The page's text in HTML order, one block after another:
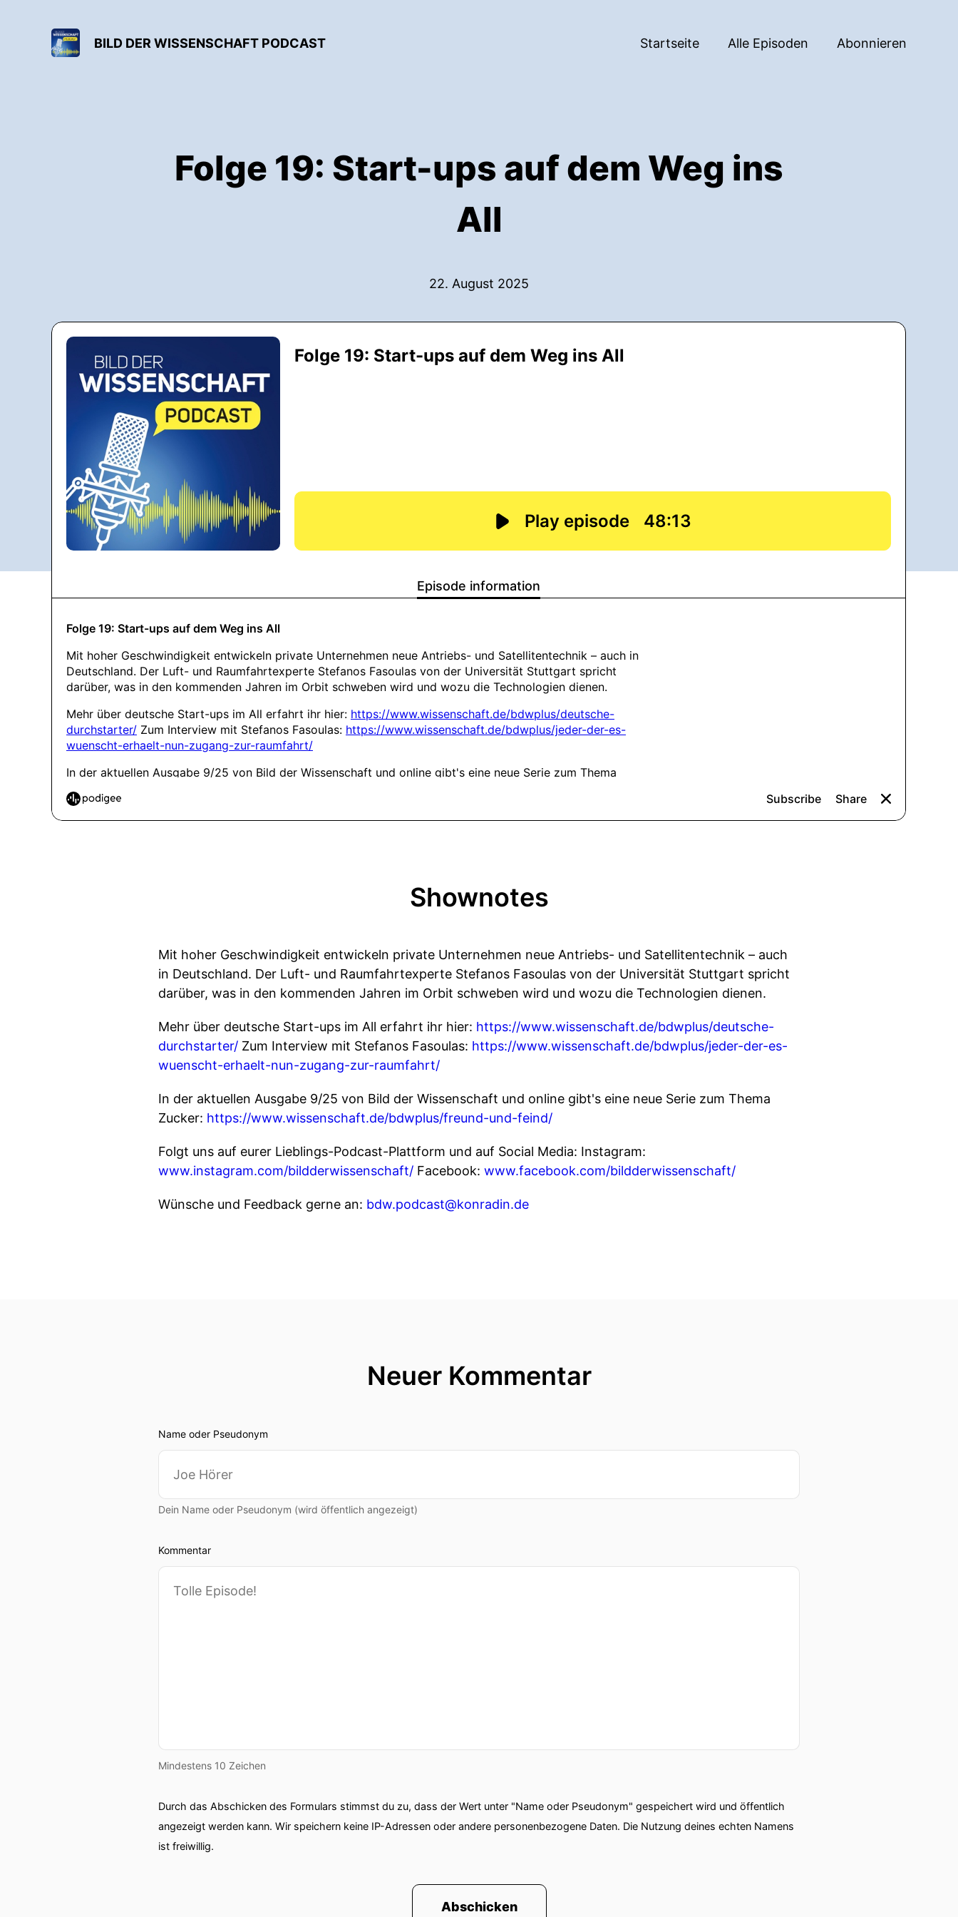
BILD DER WISSENSCHAFT PODCAST Startseite Alle Episoden Abonnieren
Folge 19: Start-ups auf dem Weg ins
All
22. August 2025
Shownotes
Mit hoher Geschwindigkeit entwickeln private Unternehmen neue Antriebs- und Satellitentechnik – auch
in Deutschland. Der Luft- und Raumfahrtexperte Stefanos Fasoulas von der Universität Stuttgart spricht
darüber, was in den kommenden Jahren im Orbit schweben wird und wozu die Technologien dienen.
Mehr über deutsche Start-ups im All erfahrt ihr hier: https://www.wissenschaft.de/bdwplus/deutsche-
durchstarter/ Zum Interview mit Stefanos Fasoulas: https://www.wissenschaft.de/bdwplus/jeder-der-es-
wuenscht-erhaelt-nun-zugang-zur-raumfahrt/
In der aktuellen Ausgabe 9/25 von Bild der Wissenschaft und online gibt's eine neue Serie zum Thema
Zucker: https://www.wissenschaft.de/bdwplus/freund-und-feind/
Folgt uns auf eurer Lieblings-Podcast-Plattform und auf Social Media: Instagram:
www.instagram.com/bildderwissenschaft/ Facebook: www.facebook.com/bildderwissenschaft/
Wünsche und Feedback gerne an: bdw.podcast@konradin.de
Neuer Kommentar
Name oder Pseudonym
Dein Name oder Pseudonym (wird öffentlich angezeigt)
Kommentar
Mindestens 10 Zeichen
Durch das Abschicken des Formulars stimmst du zu, dass der Wert unter "Name oder Pseudonym" gespeichert wird und öffentlich
angezeigt werden kann. Wir speichern keine IP-Adressen oder andere personenbezogene Daten. Die Nutzung deines echten Namens
ist freiwillig.
Abschicken